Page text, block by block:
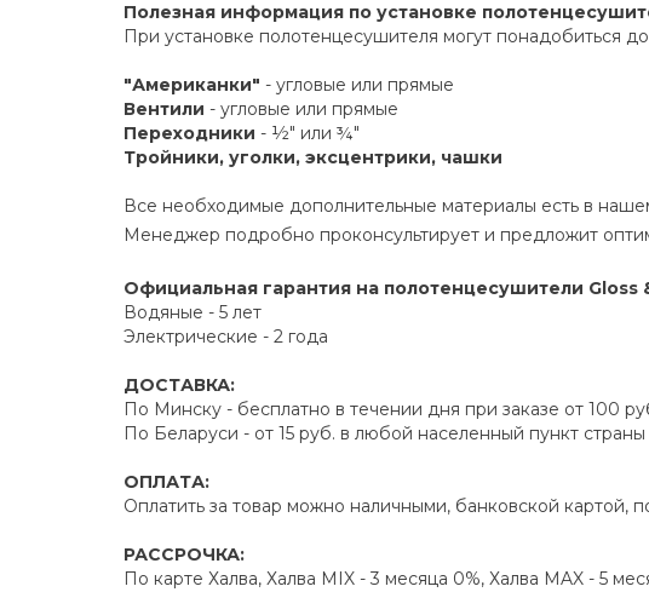
Полезная информация по установке
При установке полотенцесушителя могут понадобиться
"Американки" - угловые или прямые
Вентили - угловые или прямые
Переходники - ½" или ¾"
Тройники, уголки, эксцентрики, чашки
Все необходимые дополнительные материалы есть в
Менеджер подробно проконсультирует и предложит
Официальная гарантия на полотенцесушители Gloss
Водяные - 5 лет
Электрические - 2 года
ДОСТАВКА:
По Минску - бесплатно в течении дня при заказе от 100
По Беларуси - от 15 руб. в любой населенный пункт
ОПЛАТА:
Оплатить за товар можно наличными, банковской картой,
РАССРОЧКА:
По карте Халва, Халва MIX - 3 месяца 0%, Халва MAX - 5